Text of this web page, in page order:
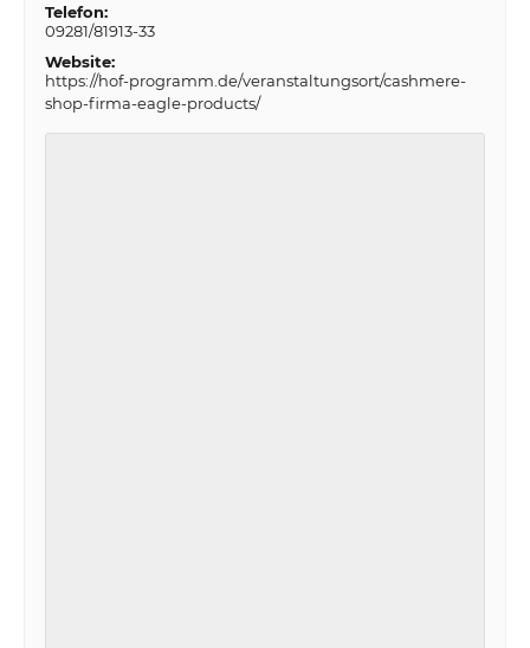
Telefon:
09281/81913-33
Website:
https://hof-programm.de/veranstaltungsort/cashmere-
shop-firma-eagle-products/